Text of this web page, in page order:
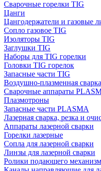
Сварочные горелки TIG
Цанги
Цангодержатели и газовые
Сопло газовое TIG
Изоляторы TIG
Заглушки TIG
Наборы для TIG горелки
Головки TIG горелок
Запасные части TIG
Воздушно-плазменная
Сварочные аппараты
Плазмотроны
Запасные части PLASMA
Лазерная сварка, резка и
Аппараты лазерной сварки
Горелки лазерные
Сопла для лазерной сварки
Линзы для лазерной сварки
Ролики подающего